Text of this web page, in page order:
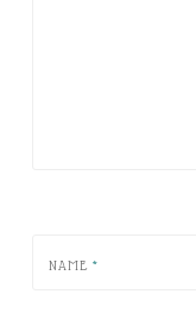
NAME *